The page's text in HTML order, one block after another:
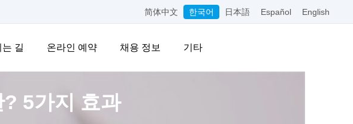
简体中文 한국어 日本語 Español English
는 길 온라인 예약 채용 정보 기타
5가지 효과